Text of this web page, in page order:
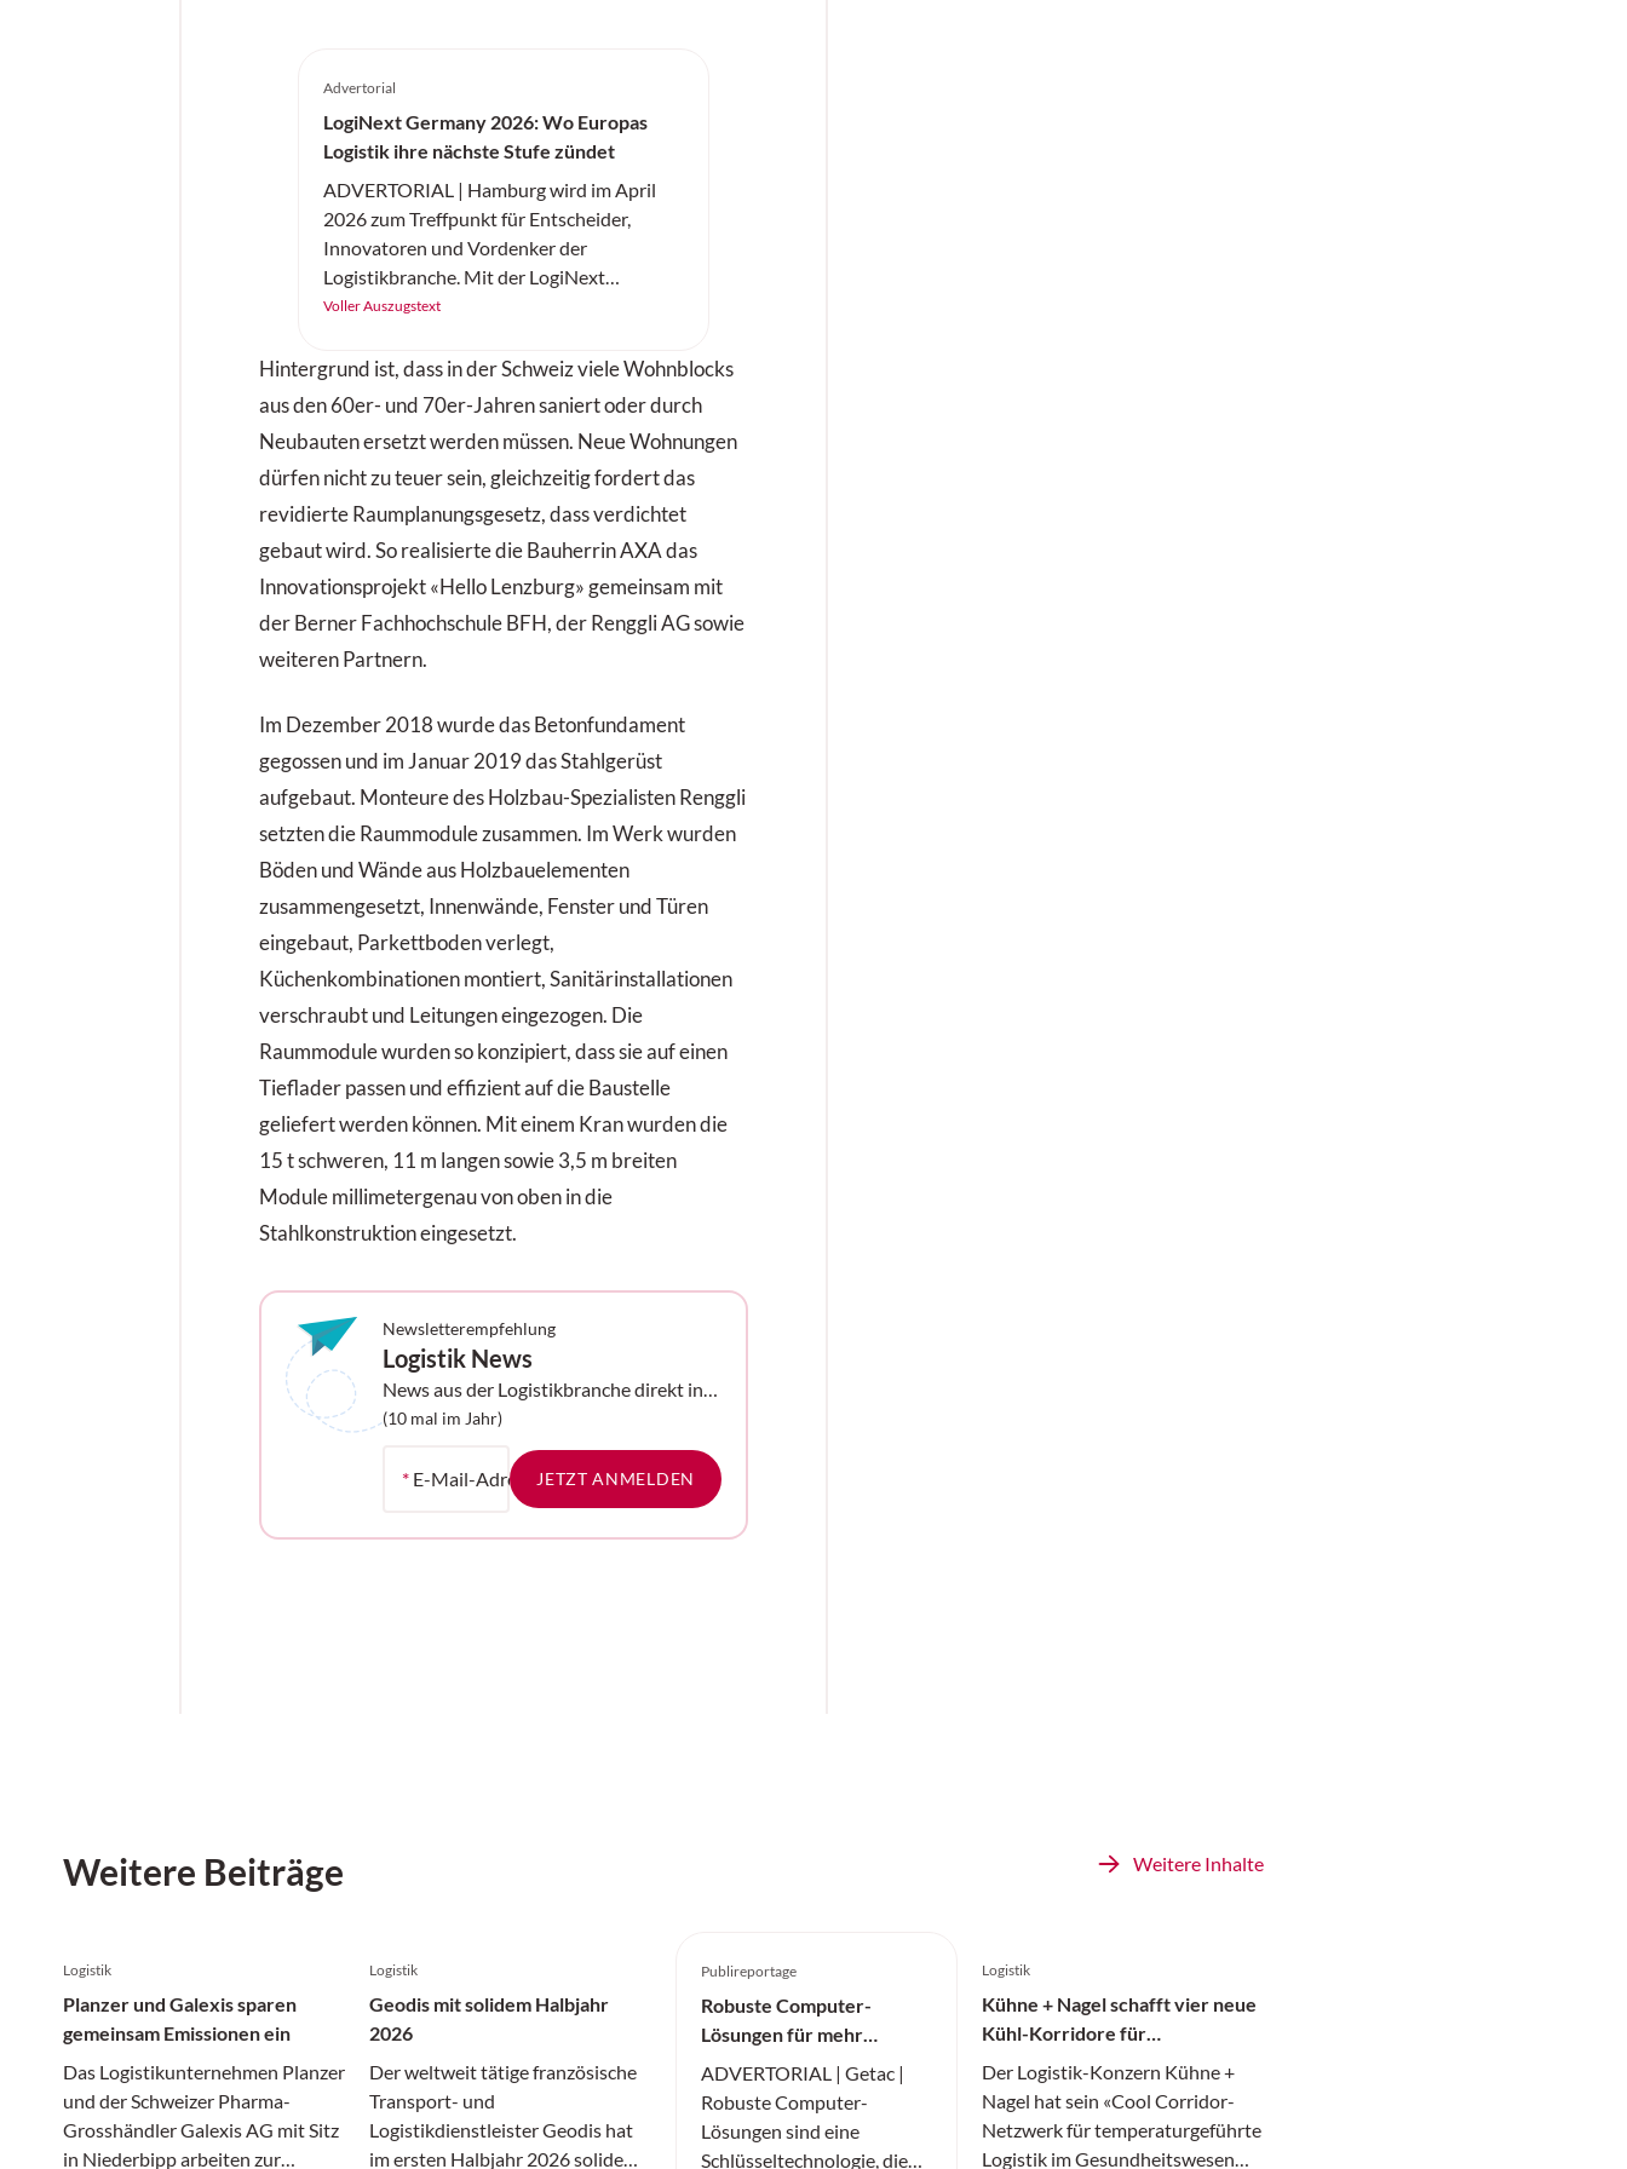
Advertorial
LogiNext Germany 2026: Wo Europas
Logistik ihre nächste Stufe zündet
ADVERTORIAL | Hamburg wird im April
2026 zum Treffpunkt für Entscheider,
Innovatoren und Vordenker der
Logistikbranche. Mit der LogiNext
Germany feiert am 14. und 15. April 2026
ihre Premiere – und setzt genau dort an, wo
die Branche aktuell die grössten Hebel hat:
KI, Automatisierung, Robotik sowie
nachhaltige und urbane Logistik.
Voller Auszugstext
Hintergrund ist, dass in der Schweiz viele Wohnblocks
aus den 60er- und 70er-Jahren saniert oder durch
Neubauten ersetzt werden müssen. Neue Wohnungen
dürfen nicht zu teuer sein, gleichzeitig fordert das
revidierte Raumplanungsgesetz, dass verdichtet
gebaut wird. So realisierte die Bauherrin AXA das
Innovationsprojekt «Hello Lenzburg» gemeinsam mit
der Berner Fachhochschule BFH, der Renggli AG sowie
weiteren Partnern.
Im Dezember 2018 wurde das Betonfundament
gegossen und im Januar 2019 das Stahlgerüst
aufgebaut. Monteure des Holzbau-Spezialisten Renggli
setzten die Raummodule zusammen. Im Werk wurden
Böden und Wände aus Holzbauelementen
zusammengesetzt, Innenwände, Fenster und Türen
eingebaut, Parkettboden verlegt,
Küchenkombinationen montiert, Sanitärinstallationen
verschraubt und Leitungen eingezogen. Die
Raummodule wurden so konzipiert, dass sie auf einen
Tieflader passen und effizient auf die Baustelle
geliefert werden können. Mit einem Kran wurden die
15 t schweren, 11 m langen sowie 3,5 m breiten
Module millimetergenau von oben in die
Stahlkonstruktion eingesetzt.
Newsletterempfehlung
Logistik News
News aus der Logistikbranche direkt in
Ihrem Postfach
(10 mal im Jahr)
* E-Mail-AdresseJETZT ANMELDEN
Weitere Beiträge Weitere Inhalte
Logistik
Planzer und Galexis sparen
gemeinsam Emissionen ein
Das Logistikunternehmen Planzer
und der Schweizer Pharma-
Grosshändler Galexis AG mit Sitz
in Niederbipp arbeiten zur
Logistik
Geodis mit solidem Halbjahr
2026
Der weltweit tätige französische
Transport- und
Logistikdienstleister Geodis hat
im ersten Halbjahr 2026 solide
Publireportage
Robuste Computer-
Lösungen für mehr
Produktivität
ADVERTORIAL | Getac |
Robuste Computer-
Lösungen sind eine
Schlüsseltechnologie, die
Logistik
Kühne + Nagel schafft vier neue
Kühl-Korridore für
Medikamente
Der Logistik-Konzern Kühne +
Nagel hat sein «Cool Corridor-
Netzwerk für temperaturgeführte
Logistik im Gesundheitswesen